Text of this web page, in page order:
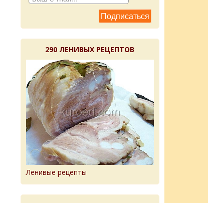
290 ЛЕНИВЫХ РЕЦЕПТОВ
Ленивые рецепты